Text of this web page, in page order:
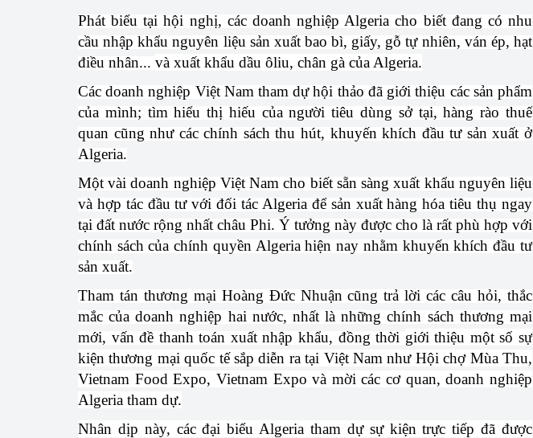
Sản xuất công nghiệp
Phát biểu tại hội nghị, các doanh nghiệp Algeria cho biết đang có nhu
cầu nhập khẩu nguyên liệu sản xuất bao bì, giấy, gỗ tự nhiên, ván ép, hạt
điều nhân... và xuất khẩu dầu ôliu, chân gà của Algeria.
Các doanh nghiệp Việt Nam tham dự hội thảo đã giới thiệu các sản phẩm
của mình; tìm hiểu thị hiếu của người tiêu dùng sở tại, hàng rào thuế
quan cũng như các chính sách thu hút, khuyến khích đầu tư sản xuất ở
Algeria.
Một vài doanh nghiệp Việt Nam cho biết sẵn sàng xuất khẩu nguyên liệu
và hợp tác đầu tư với đối tác Algeria để sản xuất hàng hóa tiêu thụ ngay
tại đất nước rộng nhất châu Phi. Ý tưởng này được cho là rất phù hợp với
chính sách của chính quyền Algeria hiện nay nhằm khuyến khích đầu tư
sản xuất.
Tham tán thương mại Hoàng Đức Nhuận cũng trả lời các câu hỏi, thắc
mắc của doanh nghiệp hai nước, nhất là những chính sách thương mại
mới, vấn đề thanh toán xuất nhập khẩu, đồng thời giới thiệu một số sự
kiện thương mại quốc tế sắp diễn ra tại Việt Nam như Hội chợ Mùa Thu,
Vietnam Food Expo, Vietnam Expo và mời các cơ quan, doanh nghiệp
Algeria tham dự.
Nhân dịp này, các đại biểu Algeria tham dự sự kiện trực tiếp đã được